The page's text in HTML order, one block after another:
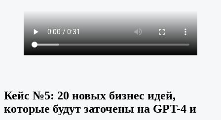
Кейс №5: 20 новых бизнес идей,
которые будут заточены на GPT-4 и